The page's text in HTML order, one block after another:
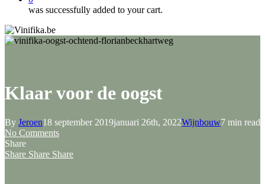
was successfully added to your cart.
Klaar voor de oogst
By Jeroen18 september 2019januari 26th, 2022Wijnbouw7 min read
No Comments
Share
Share Share Share